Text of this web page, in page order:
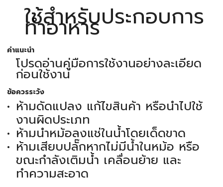
ใช้สำหรับประกอบการ
ทำอาหาร
คำแนะนำ
โปรดอ่านคู่มือการใช้งานอย่างละเอียด
ก่อนใช้งาน
ข้อควรระวัง
ห้ามดัดแปลง แก้ไขสินค้า หรือนำไปใช้
งานผิดประเภท
ห้ามนำหม้อลงแช่ในน้ำโดยเด็ดขาด
ห้ามเสียบปลั๊กหากไม่มีน้ำในหม้อ หรือ
ขณะกำลังเติมน้ำ เคลื่อนย้าย และ
ทำความสะอาด